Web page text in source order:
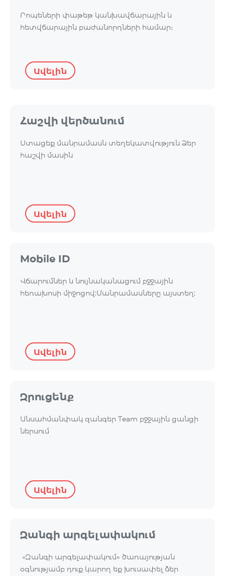
Րոպեների փաթեթ կանխավճարային և
հետվճարային բաժանորդների համար։
Ավելին
Հաշվի վերծանում
Ստացեք մանրամասն տեղեկատվություն Ձեր
հաշվի մասին
Ավելին
Mobile ID
Վճարումներ և նույնականացում բջջային
հեռախոսի միջոցով:Մանրամասները այստեղ:
Ավելին
Զրուցենք
Անսահմանփակ զանգեր Team բջջային ցանցի
ներսում
Ավելին
Զանգի արգելափակում
«Զանգի արգելափակում» ծառայության
օգնությամբ դուք կարող եք խուսափել ձեր